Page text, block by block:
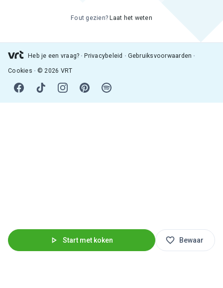
Start met koken Bewaar
Fout gezien? Laat het weten
Heb je een vraag? Privacybeleid Gebruiksvoorwaarden
Cookies © 2026 VRT